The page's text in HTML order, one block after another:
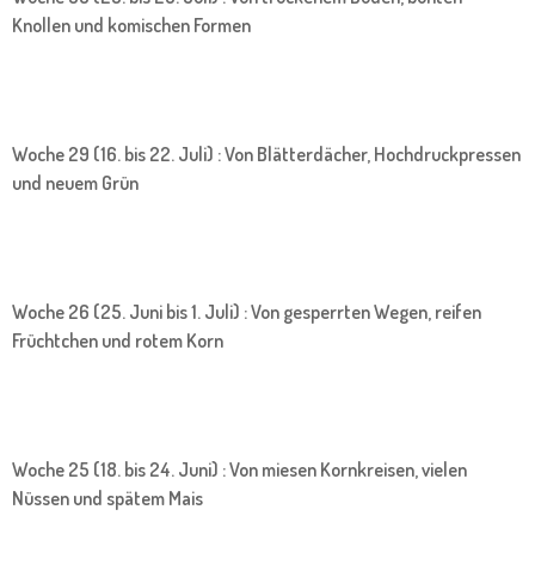
Knollen und komischen Formen
Woche 29 (16. bis 22. Juli) : Von Blätterdächer, Hochdruckpressen
und neuem Grün
Woche 26 (25. Juni bis 1. Juli) : Von gesperrten Wegen, reifen
Früchtchen und rotem Korn
Woche 25 (18. bis 24. Juni) : Von miesen Kornkreisen, vielen
Nüssen und spätem Mais